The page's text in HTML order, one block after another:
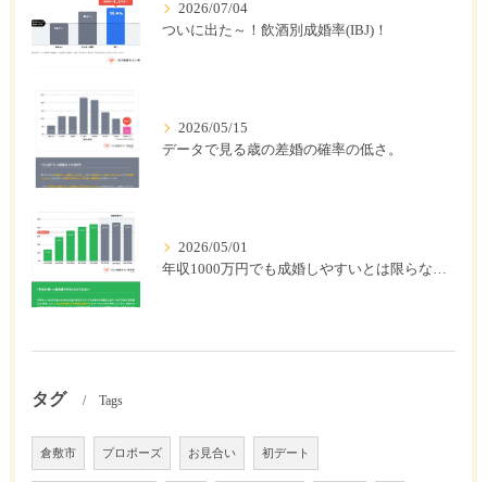
2026/07/04
ついに出た～！飲酒別成婚率(IBJ)！
2026/05/15
データで見る歳の差婚の確率の低さ。
2026/05/01
年収1000万円でも成婚しやすいとは限らない? 「年収帯別の成婚率」のリアル
タグ Tags
倉敷市 プロポーズ お見合い 初デート